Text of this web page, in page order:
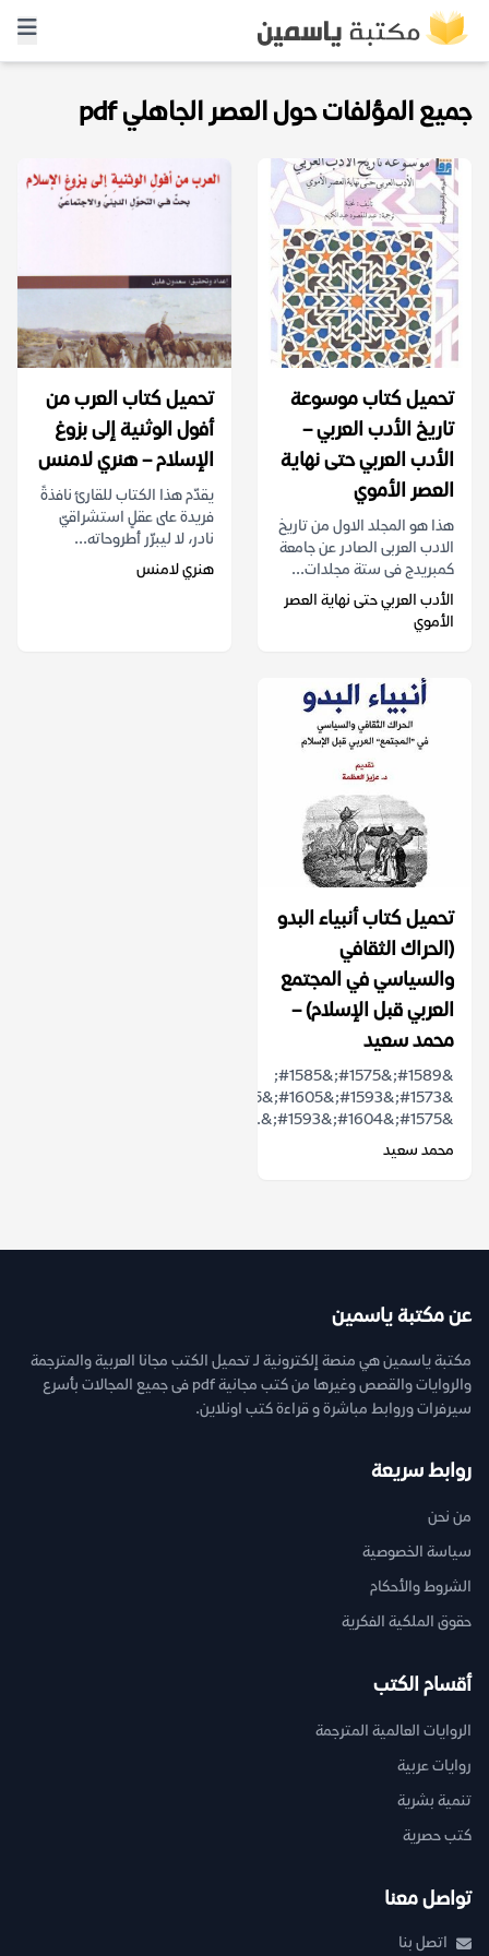
جميع المؤلفات حول العصر الجاهلي pdf
تحميل كتاب موسوعة
تاريخ الأدب العربي –
الأدب العربي حتى نهاية
العصر الأموي
هذا هو المجلد الاول من تاريخ
الادب العربى الصادر عن جامعة
كمبريدج فى ستة مجلدات...
الأدب العربي حتى نهاية العصر
الأموي
تحميل كتاب العرب من
أفول الوثنية إلى بزوغ
الإسلام – هنري لامنس
يقدّم هذا الكتاب للقارئ نافذةً
فريدة على عقلٍ استشراقيّ
نادر، لا ليبرّر أطروحاته...
هنري لامنس
تحميل كتاب ‫أنبياء البدو
(الحراك الثقافي
والسياسي في المجتمع
العربي قبل الإسلام‬) –
محمد سعيد
&#1589;&#1575;&#1585;
&#1575;&#1604;&#1593;&...
محمد سعيد
عن مكتبة ياسمين
مكتبة ياسمين هي منصة إلكترونية لـ تحميل الكتب مجانا العربية والمترجمة
والروايات والقصص وغيرها من كتب مجانية pdf فى جميع المجالات بأسرع
سيرفرات وروابط مباشرة و قراءة كتب اونلاين.
روابط سريعة
من نحن
سياسة الخصوصية
الشروط والأحكام
حقوق الملكية الفكرية
أقسام الكتب
الروايات العالمية المترجمة
روايات عربية
تنمية بشرية
كتب حصرية
تواصل معنا
اتصل بنا